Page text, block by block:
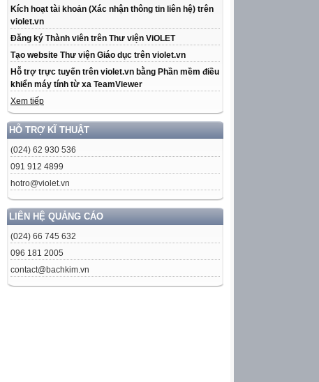
Kích hoạt tài khoản (Xác nhận thông tin liên hệ) trên
violet.vn
Đăng ký Thành viên trên Thư viện ViOLET
Tạo website Thư viện Giáo dục trên violet.vn
Hỗ trợ trực tuyến trên violet.vn bằng Phần mềm điều
khiển máy tính từ xa TeamViewer
Xem tiếp
HỖ TRỢ KĨ THUẬT
(024) 62 930 536
091 912 4899
hotro@violet.vn
LIÊN HỆ QUẢNG CÁO
(024) 66 745 632
096 181 2005
contact@bachkim.vn